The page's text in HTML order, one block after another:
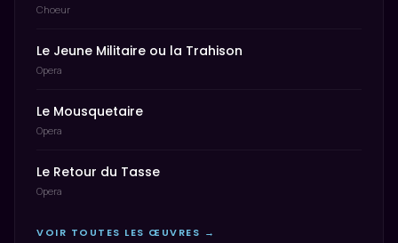
Choeur
Le Jeune Militaire ou la Trahison
Opera
Le Mousquetaire
Opera
Le Retour du Tasse
Opera
VOIR TOUTES LES ŒUVRES →